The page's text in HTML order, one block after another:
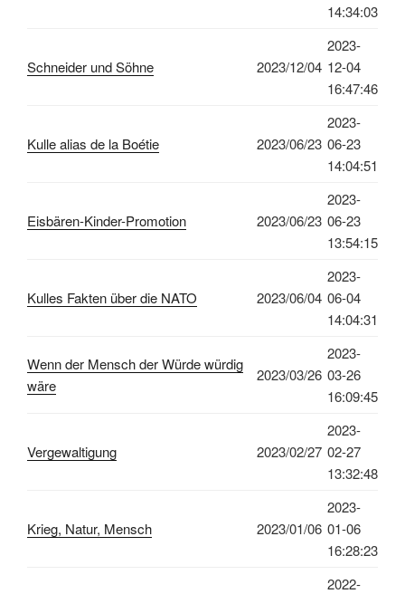
14:34:03
Schneider und Söhne 2023/12/04
2023-
12-04
16:47:46
Kulle alias de la Boétie 2023/06/23
2023-
06-23
14:04:51
Eisbären-Kinder-Promotion 2023/06/23
2023-
06-23
13:54:15
Kulles Fakten über die NATO 2023/06/04
2023-
06-04
14:04:31
Wenn der Mensch der Würde würdig
wäre
2023/03/26
2023-
03-26
16:09:45
Vergewaltigung 2023/02/27
2023-
02-27
13:32:48
Krieg, Natur, Mensch 2023/01/06
2023-
01-06
16:28:23
2022-